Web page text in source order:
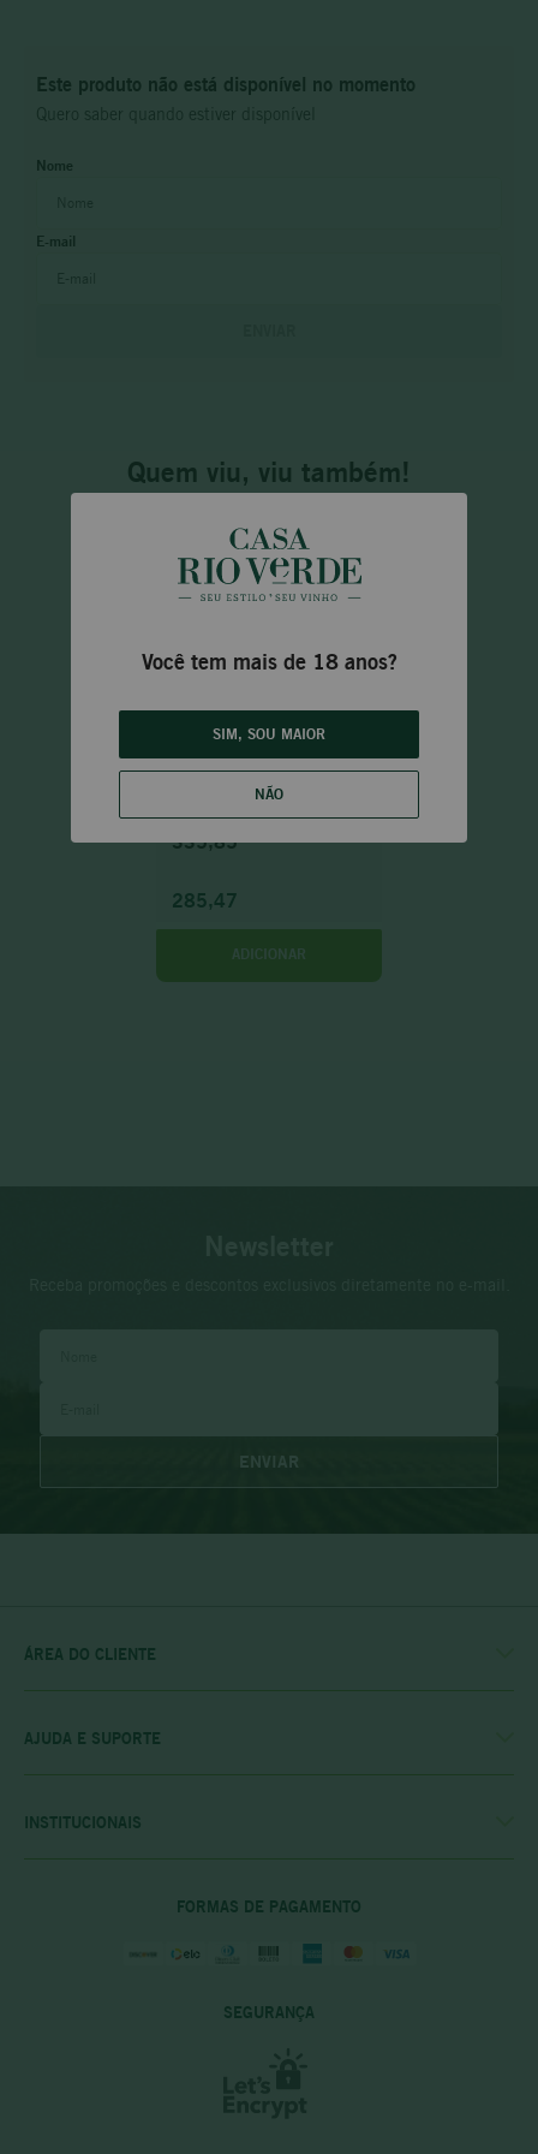
Você tem mais de 18 anos?
SIM, SOU MAIOR
NÃO
Este produto não está disponível no momento
Quero saber quando estiver disponível
Quem viu, viu também!
Frasca La Guaragna Freisa D'asti
335,85
285,47
ADICIONAR
ENVIAR
ÁREA DO CLIENTE
AJUDA E SUPORTE
PRIVACIDADE E SEGURANÇA
INSTITUCIONAIS
FORMAS DE PAGAMENTO
SEGURANÇA